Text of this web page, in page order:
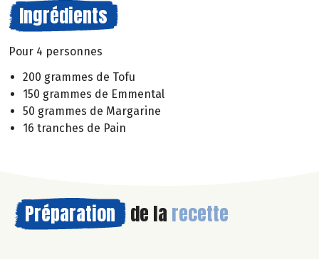
Ingrédients
Pour 4 personnes
200 grammes de Tofu
150 grammes de Emmental
50 grammes de Margarine
16 tranches de Pain
Préparation de la recette